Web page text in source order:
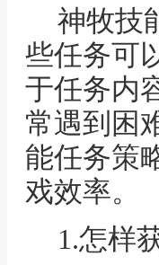
神牧技
些任务可
于任务内
常遇到困
能任务策
戏效率。
1.怎样